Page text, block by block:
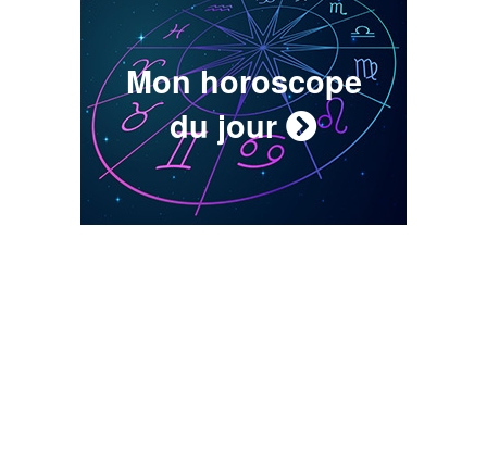
Mon horoscope
du jour